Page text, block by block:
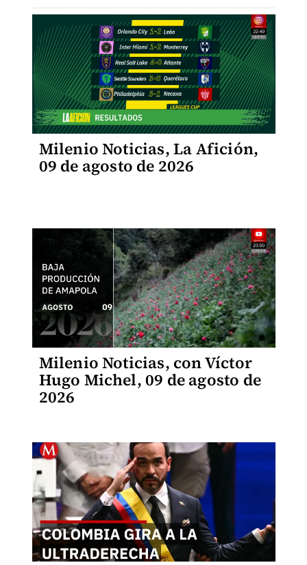
Milenio Noticias, La Afición,
09 de agosto de 2026
Milenio Noticias, con Víctor
Hugo Michel, 09 de agosto de
2026